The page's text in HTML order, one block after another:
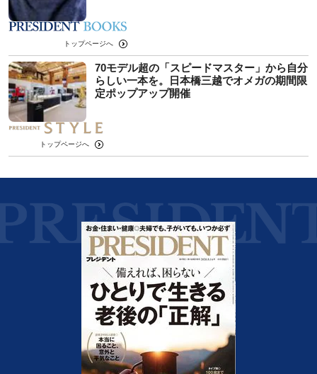
トップページへ
70モデル超の「スピードマスター」から自分
らしい一本を。日本橋三越でオメガの期間限
定ポップアップ開催
トップページへ